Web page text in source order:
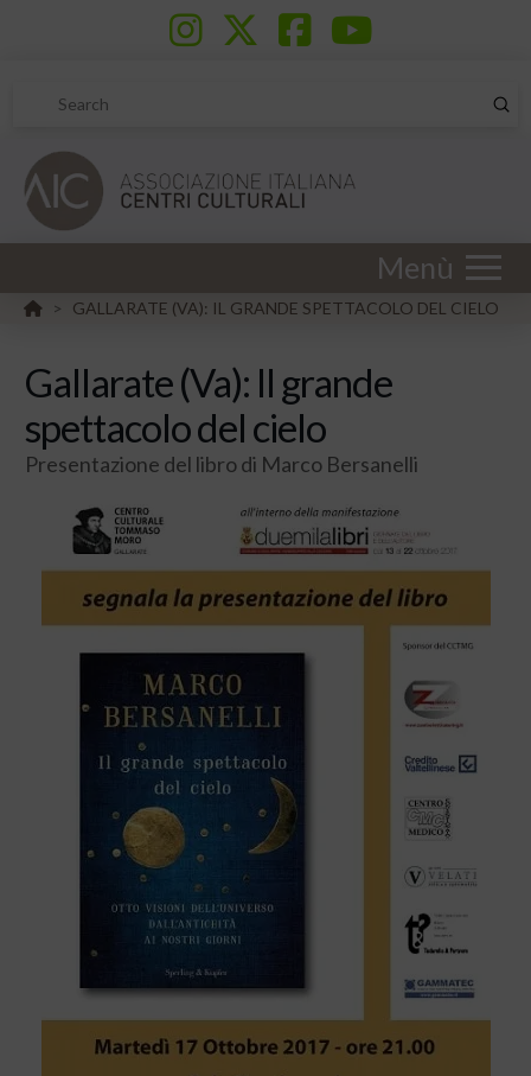
Search
Menù
HOME
> GALLARATE (VA): IL GRANDE SPETTACOLO DEL CIELO
Gallarate (Va): Il grande
spettacolo del cielo
Presentazione del libro di Marco Bersanelli